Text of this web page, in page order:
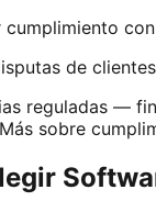
cumplimiento
de
reguladas —
sobre